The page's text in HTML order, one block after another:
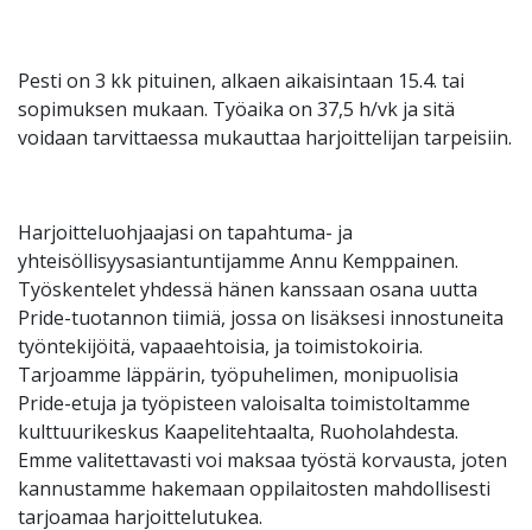
Pesti on 3 kk pituinen, alkaen aikaisintaan 15.4. tai
sopimuksen mukaan. Työaika on 37,5 h/vk ja sitä
voidaan tarvittaessa mukauttaa harjoittelijan tarpeisiin.
Harjoitteluohjaajasi on tapahtuma- ja
yhteisöllisyysasiantuntijamme Annu Kemppainen.
Työskentelet yhdessä hänen kanssaan osana uutta
Pride-tuotannon tiimiä, jossa on lisäksesi innostuneita
työntekijöitä, vapaaehtoisia, ja toimistokoiria.
Tarjoamme läppärin, työpuhelimen, monipuolisia
Pride-etuja ja työpisteen valoisalta toimistoltamme
kulttuurikeskus Kaapelitehtaalta, Ruoholahdesta.
Emme valitettavasti voi maksaa työstä korvausta, joten
kannustamme hakemaan oppilaitosten mahdollisesti
tarjoamaa harjoittelutukea.